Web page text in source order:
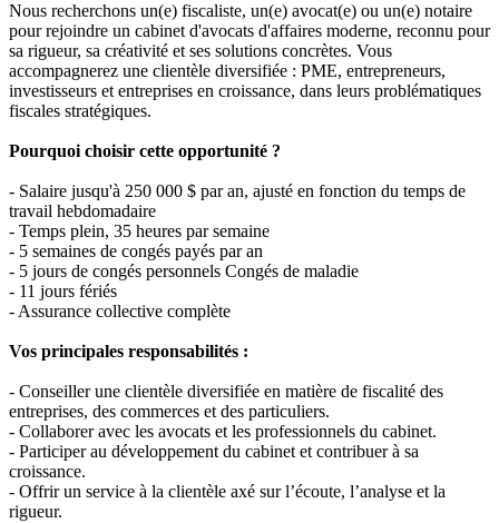
Nous recherchons un(e) fiscaliste, un(e) avocat(e) ou un(e) notaire
pour rejoindre un cabinet d'avocats d'affaires moderne, reconnu pour
sa rigueur, sa créativité et ses solutions concrètes. Vous
accompagnerez une clientèle diversifiée : PME, entrepreneurs,
investisseurs et entreprises en croissance, dans leurs problématiques
fiscales stratégiques.
Pourquoi choisir cette opportunité ?
- Salaire jusqu'à 250 000 $ par an, ajusté en fonction du temps de
travail hebdomadaire
- Temps plein, 35 heures par semaine
- 5 semaines de congés payés par an
- 5 jours de congés personnels Congés de maladie
- 11 jours fériés
- Assurance collective complète
Vos principales responsabilités :
- Conseiller une clientèle diversifiée en matière de fiscalité des
entreprises, des commerces et des particuliers.
- Collaborer avec les avocats et les professionnels du cabinet.
- Participer au développement du cabinet et contribuer à sa
croissance.
- Offrir un service à la clientèle axé sur l’écoute, l’analyse et la
rigueur.